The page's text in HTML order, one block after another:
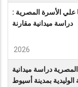
علي الأسرة المصرية :
دراسة ميدانية مقارنة
2026
دراسة ميدانية
بمدينة أسيوط